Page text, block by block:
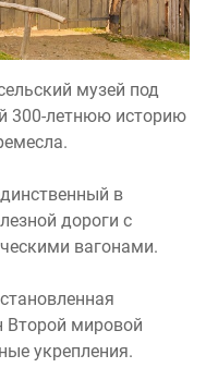
музей под
300-летнюю историю
в
дороги с
вагонами.
Второй мировой
укрепления.